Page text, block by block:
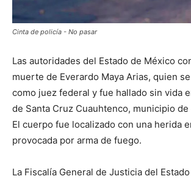
Cinta de policía - No pasar
Las autoridades del Estado de México
muerte de Everardo Maya Arias, quien
como juez federal y fue hallado sin vida
de Santa Cruz Cuauhtenco, municipio de
El cuerpo fue localizado con una herida
provocada por arma de fuego.
La Fiscalía General de Justicia del